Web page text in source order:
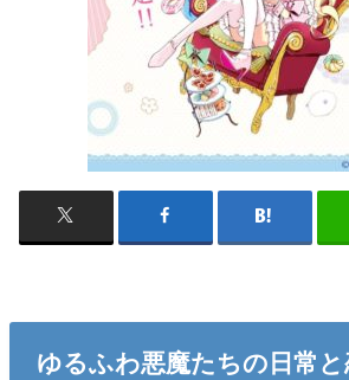
ゆるふわ悪魔たちの日常と